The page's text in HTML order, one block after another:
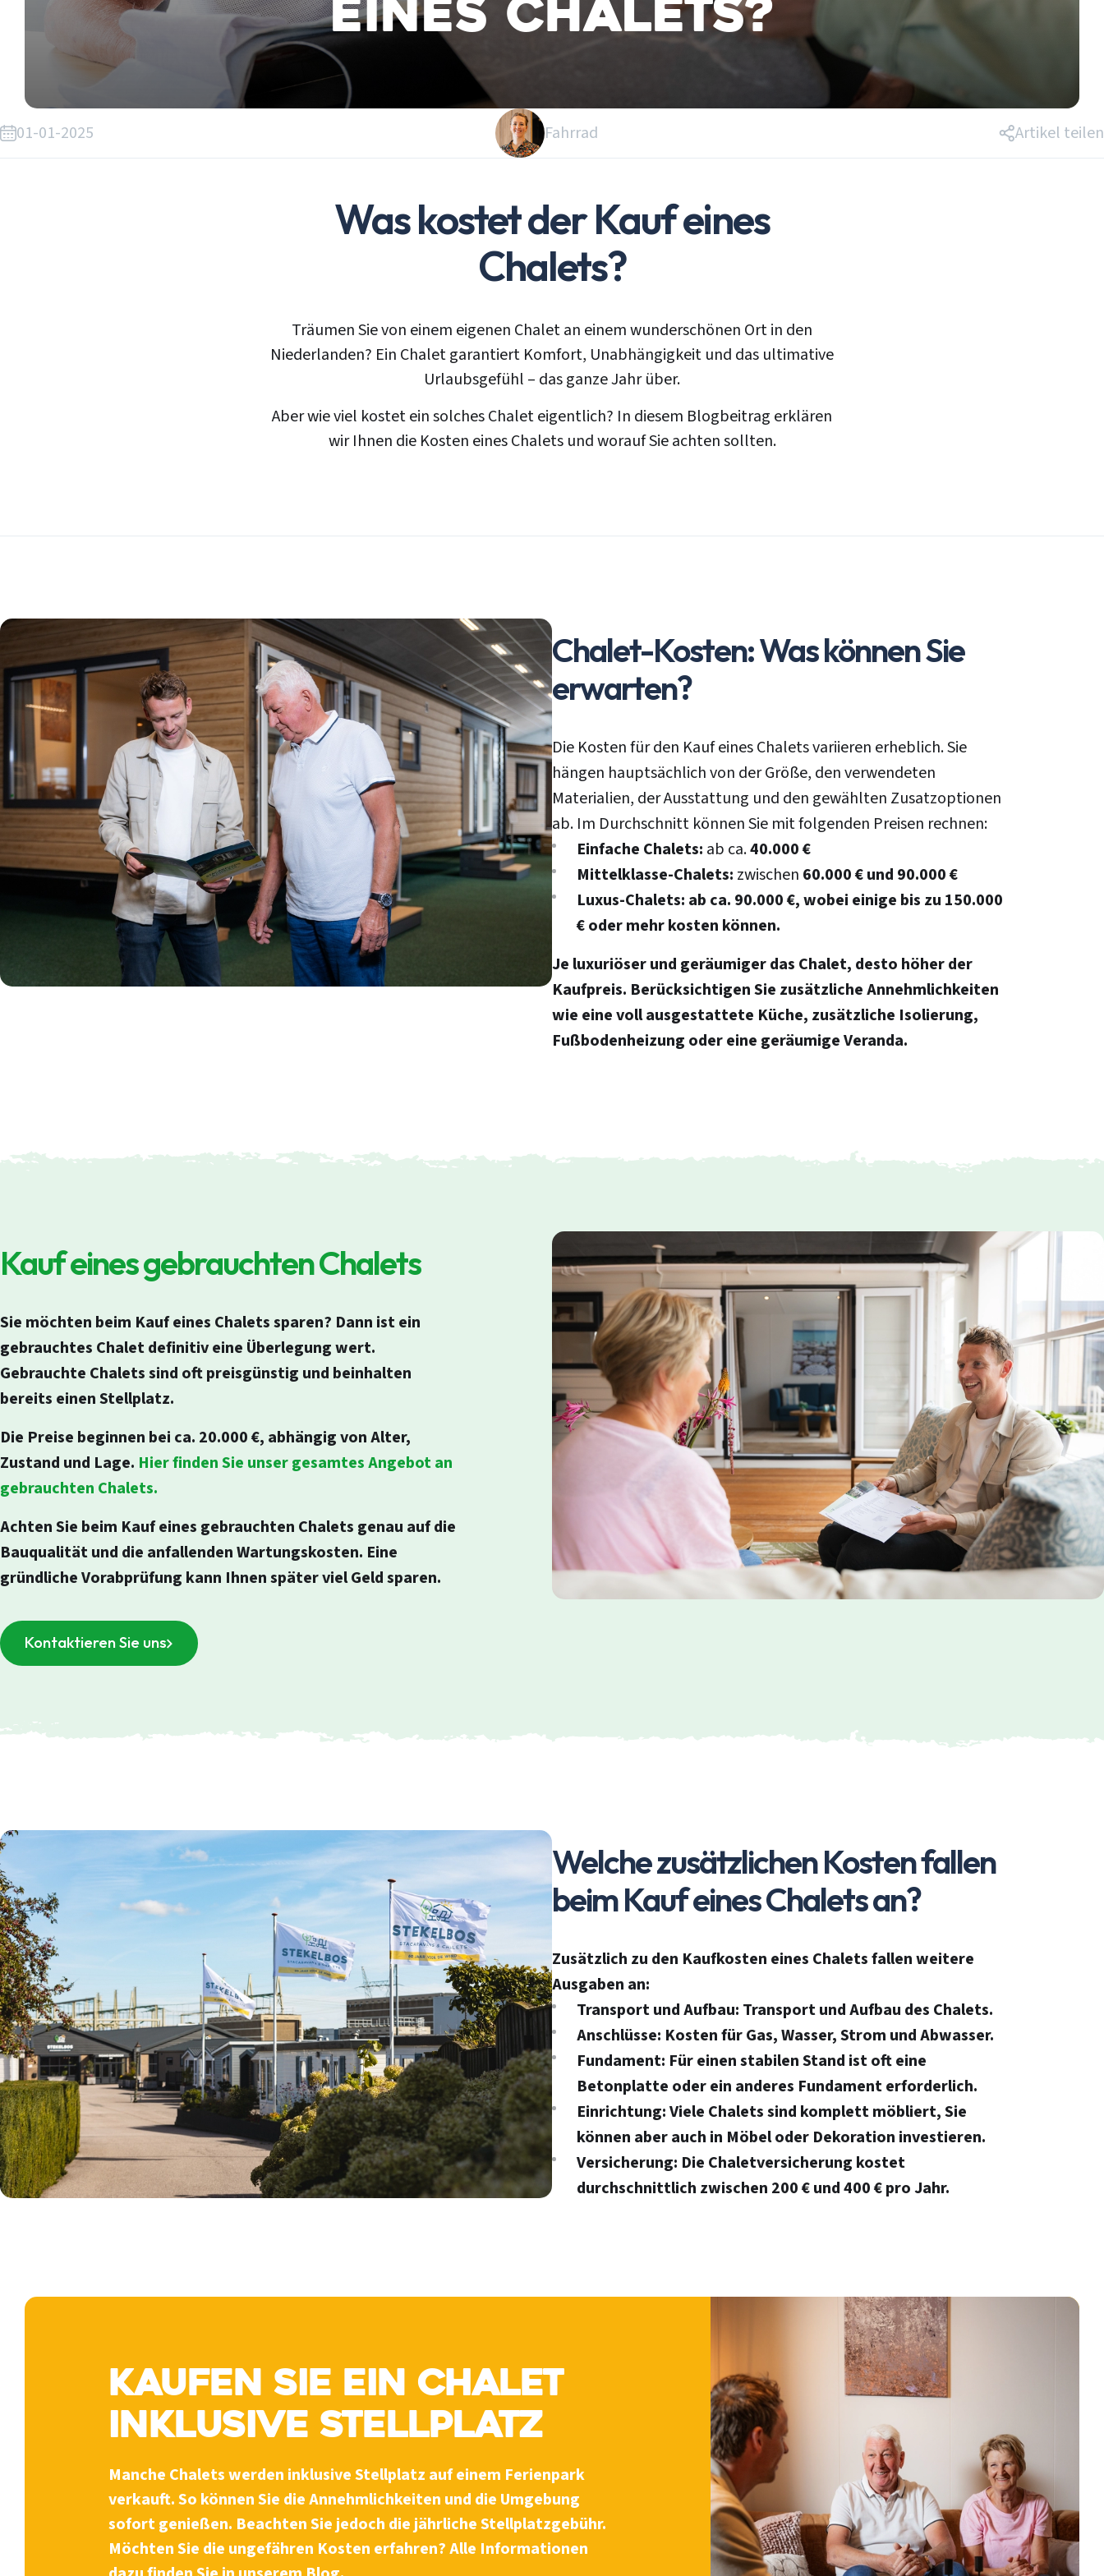
Kontakt
Login
eines Chalets?
01-01-2025 Fahrrad Artikel teilen
Was kostet der Kauf eines
Chalets?
Träumen Sie von einem eigenen Chalet an einem wunderschönen Ort in den
Niederlanden? Ein Chalet garantiert Komfort, Unabhängigkeit und das ultimative
Urlaubsgefühl – das ganze Jahr über.
Aber wie viel kostet ein solches Chalet eigentlich? In diesem Blogbeitrag erklären
wir Ihnen die Kosten eines Chalets und worauf Sie achten sollten.
Chalet-Kosten: Was können Sie
erwarten?
Die Kosten für den Kauf eines Chalets variieren erheblich. Sie
hängen hauptsächlich von der Größe, den verwendeten
Materialien, der Ausstattung und den gewählten Zusatzoptionen
ab. Im Durchschnitt können Sie mit folgenden Preisen rechnen:
Einfache Chalets: ab ca.40.000 €
Mittelklasse-Chalets: zwischen 60.000 € und 90.000 €
Luxus-Chalets: ab ca. 90.000 €, wobei einige bis zu 150.000
€oder mehr kosten können.
Je luxuriöser und geräumiger das Chalet, desto höher der
Kaufpreis. Berücksichtigen Sie zusätzliche Annehmlichkeiten
wie eine voll ausgestattete Küche, zusätzliche Isolierung,
Fußbodenheizung oder eine geräumige Veranda.
Kauf eines gebrauchten Chalets
Sie möchten beim Kauf eines Chalets sparen? Dann ist ein
gebrauchtes Chalet definitiv eine Überlegung wert.
Gebrauchte Chalets sind oft preisgünstig und beinhalten
bereits einen Stellplatz.
Die Preise beginnen bei ca. 20.000 €, abhängig von Alter,
Zustand und Lage. Hier finden Sie unser gesamtes Angebot an
gebrauchten Chalets.
Achten Sie beim Kauf eines gebrauchten Chalets genau auf die
Bauqualität und die anfallenden Wartungskosten. Eine
gründliche Vorabprüfung kann Ihnen später viel Geld sparen.
Kontaktieren Sie uns
Welche zusätzlichen Kosten fallen
beim Kauf eines Chalets an?
Zusätzlich zu den Kaufkosten eines Chalets fallen weitere
Ausgaben an:
Transport und Aufbau: Transport und Aufbau des Chalets.
Anschlüsse: Kosten für Gas, Wasser, Strom und Abwasser.
Fundament: Für einen stabilen Stand ist oft eine
Betonplatte oder ein anderes Fundament erforderlich.
Einrichtung: Viele Chalets sind komplett möbliert, Sie
können aber auch in Möbel oder Dekoration investieren.
Versicherung: Die Chaletversicherung kostet
durchschnittlich zwischen 200 € und 400 € pro Jahr.
Kaufen Sie ein Chalet
inklusive Stellplatz
Manche Chalets werden inklusive Stellplatz auf einem Ferienpark
verkauft. So können Sie die Annehmlichkeiten und die Umgebung
sofort genießen. Beachten Sie jedoch die jährliche Stellplatzgebühr.
Möchten Sie die ungefähren Kosten erfahren? Alle Informationen
Passwort vergessen?
Passwort
Login
Zur Suche